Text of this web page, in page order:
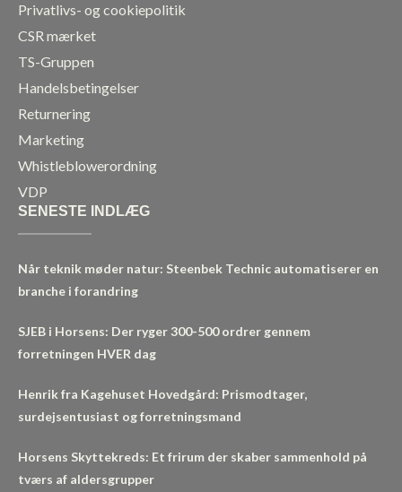
Privatlivs- og cookiepolitik
CSR mærket
TS-Gruppen
Handelsbetingelser
Returnering
Marketing
Whistleblowerordning
VDP
SENESTE INDLÆG
Når teknik møder natur: Steenbek Technic automatiserer en
branche i forandring
SJEB i Horsens: Der ryger 300-500 ordrer gennem
forretningen HVER dag
Henrik fra Kagehuset Hovedgård: Prismodtager,
surdejsentusiast og forretningsmand
Horsens Skyttekreds: Et frirum der skaber sammenhold på
tværs af aldersgrupper